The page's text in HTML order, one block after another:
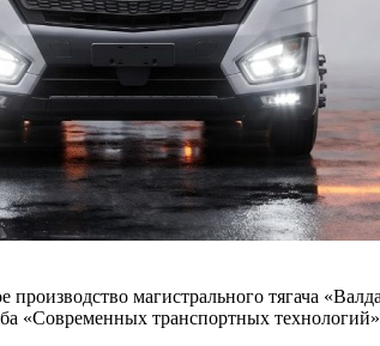
магистрального тягача
«Современных транспортных